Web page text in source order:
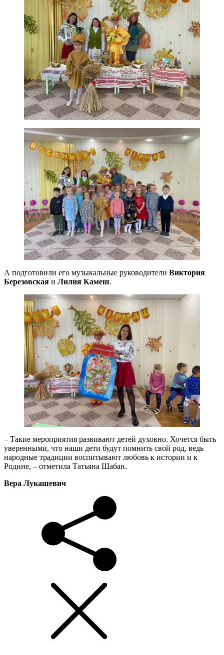
А подготовили его музыкальные руководители Виктория
Березовская и Лилия Камеш.
– Такие мероприятия развивают детей духовно. Хочется быть
уверенными, что наши дети будут помнить свой род, ведь
народные традиции воспитывают любовь к истории и к
Родине, – отметила Татьяна Шабан.
Вера Лукашевич